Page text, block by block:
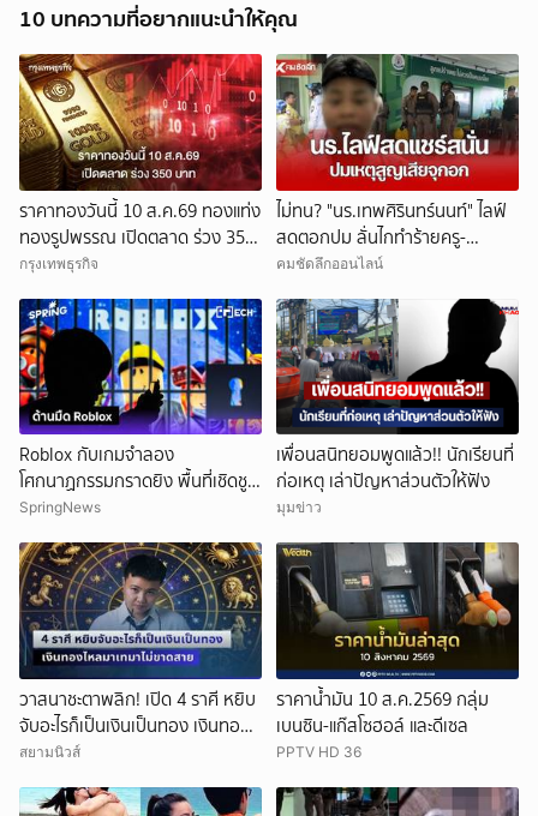
10 บทความที่อยากแนะนำให้คุณ
ราคาทองวันนี้ 10 ส.ค.69 ทองแท่ง
ทองรูปพรรณ เปิดตลาด ร่วง 350
บาท
กรุงเทพธุรกิจ
ไม่ทน? "นร.เทพศิรินทร์นนท์" ไลฟ์
สดตอกปม ลั่นไกทำร้ายครู-
นักเรียน โซเชียลแชร์แรง
คมชัดลึกออนไลน์
Roblox กับเกมจำลอง
โศกนาฏกรรมกราดยิง พื้นที่เชิดชู
ความรุนแรง?
SpringNews
เพื่อนสนิทยอมพูดแล้ว!! นักเรียนที่
ก่อเหตุ เล่าปัญหาส่วนตัวให้ฟัง
มุมข่าว
วาสนาชะตาพลิก! เปิด 4 ราศี หยิบ
จับอะไรก็เป็นเงินเป็นทอง เงินทอง
ไหลมาเทมาไม่ขาดสาย
สยามนิวส์
ราคาน้ำมัน 10 ส.ค.2569 กลุ่ม
เบนซิน-แก๊สโซฮอล์ และดีเซล
PPTV HD 36